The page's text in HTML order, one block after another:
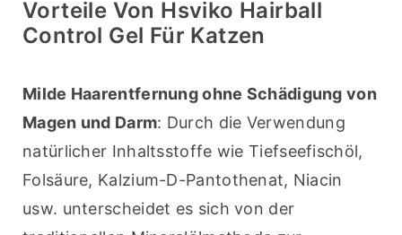
Vorteile Von Hsviko Hairball
Control Gel Für Katzen
Milde Haarentfernung ohne Schädigung von
Magen und Darm: Durch die Verwendung
natürlicher Inhaltsstoffe wie Tiefseefischöl,
Folsäure, Kalzium-D-Pantothenat, Niacin
usw. unterscheidet es sich von der